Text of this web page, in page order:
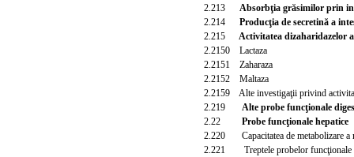
2.213 Absorbţia grăsimilor prin
2.214 Producţia de secretină a
2.215 Activitatea dizaharidazelor
2.2150 Lactaza
2.2151 Zaharaza
2.2152 Maltaza
2.2159 Alte investigaţii privind
2.219 Alte probe funcţionale
2.22 Probe funcţionale hepatice
2.220 Capacitatea de metabolizare a
2.221 Treptele probelor funcţionale